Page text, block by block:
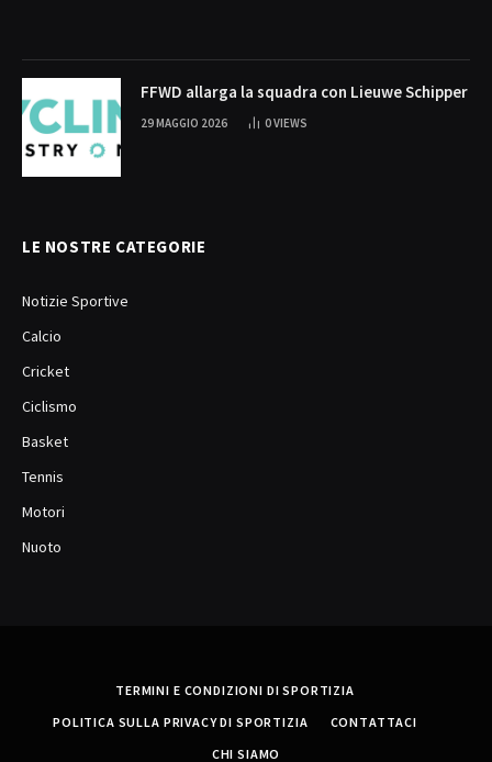
FFWD allarga la squadra con Lieuwe Schipper
29 MAGGIO 2026 0VIEWS
LE NOSTRE CATEGORIE
Notizie Sportive
Calcio
Cricket
Ciclismo
Basket
Tennis
Motori
Nuoto
TERMINI E CONDIZIONI DI SPORTIZIA
POLITICA SULLA PRIVACY DI SPORTIZIA
CONTATTACI
CHI SIAMO